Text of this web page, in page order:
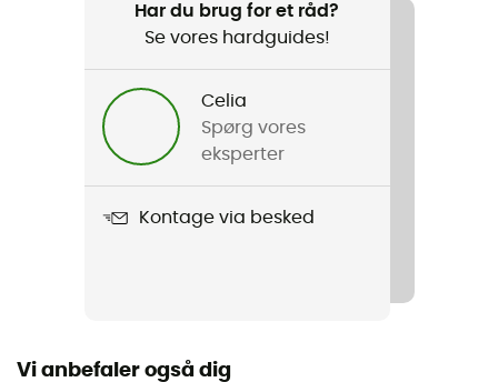
Vandreture / RejseHar du brug for et råd?
Se vores hardguides!
Celia
Spørg vores
eksperter
Kontage via besked
Vi anbefaler også dig